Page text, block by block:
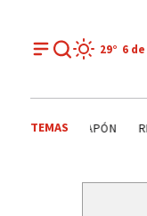
29° 6 de
TEMAS TENDENCIAS